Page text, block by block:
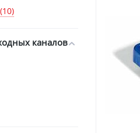
каналов